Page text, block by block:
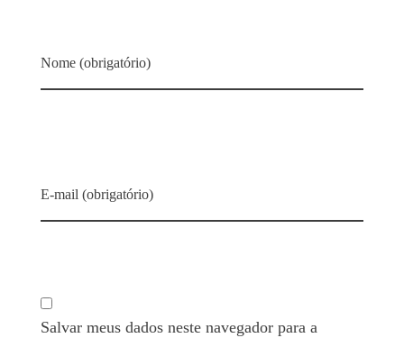
Nome (obrigatório)
E-mail (obrigatório)
Salvar meus dados neste navegador para a